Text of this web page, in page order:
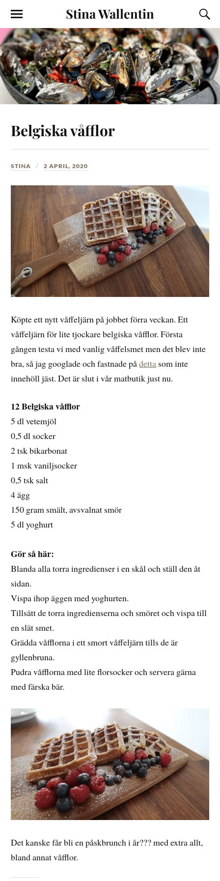
Stina Wallentin
Belgiska våfflor
STINA 2 APRIL, 2020
Köpte ett nytt våffeljärn på jobbet förra veckan. Ett
våffeljärn för lite tjockare belgiska våfflor. Första
gången testa vi med vanlig våffelsmet men det blev inte
bra, så jag googlade och fastnade pådetta som inte
innehöll jäst. Det är slut i vår matbutik just nu.
12 Belgiska våfflor
5 dl vetemjöl
0,5 dl socker
2 tsk bikarbonat
1 msk vaniljsocker
0,5 tsk salt
4 ägg
150 gram smält, avsvalnat smör
5 dl yoghurt
Gör så här:
Blanda alla torra ingredienser i en skål och ställ den åt
sidan.
Vispa ihop äggen med yoghurten.
Tillsätt de torra ingredienserna och smöret och vispa till
en slät smet.
Grädda våfflorna i ett smort våffeljärn tills de är
gyllenbruna.
Pudra våfflorna med lite florsocker och servera gärna
med färska bär.
Det kanske får bli en påskbrunch i år??? med extra allt,
bland annat våfflor.